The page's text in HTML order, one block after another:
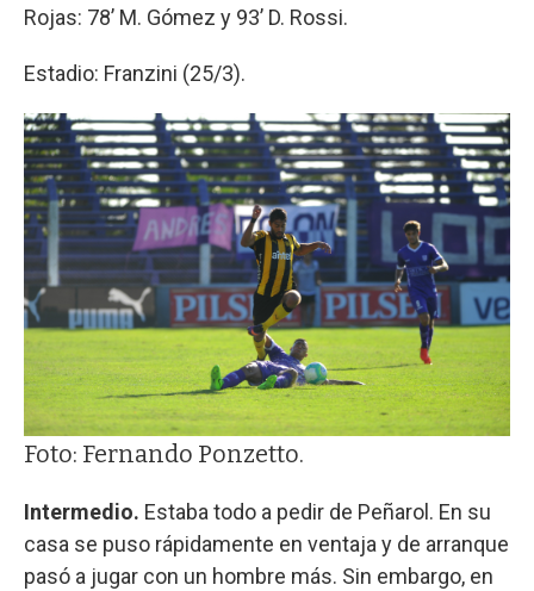
Rojas: 78’ M. Gómez y 93’ D. Rossi.
Estadio: Franzini (25/3).
Foto: Fernando Ponzetto.
Intermedio. Estaba todo a pedir de Peñarol. En su
casa se puso rápidamente en ventaja y de arranque
pasó a jugar con un hombre más. Sin embargo, en